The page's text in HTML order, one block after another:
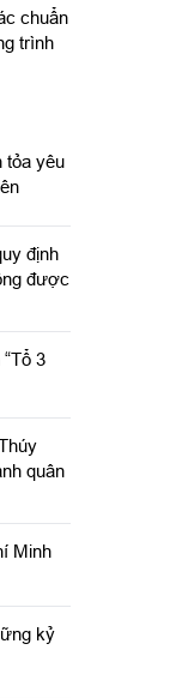
chuẩn
trình
tỏa yêu
định
được
3
quân
Minh
kỷ